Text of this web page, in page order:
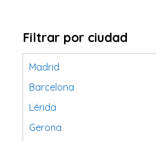
Filtrar por ciudad
Madrid
Barcelona
Lérida
Gerona